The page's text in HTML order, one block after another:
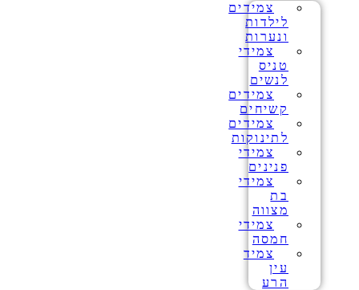
צמידים
לילדות
ונערות
צמידי
טניס
לנשים
צמידים
קשיחים
צמידים
לתינוקות
צמידי
פנינים
צמידי
בת
מצווה
צמידי
חמסה
צמיד
עין
הרע